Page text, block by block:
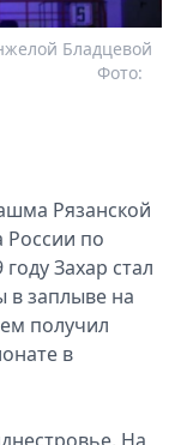
Бладцевой
Фото:
Рязанской
России по
Захар стал
в заплыве на
получил
в